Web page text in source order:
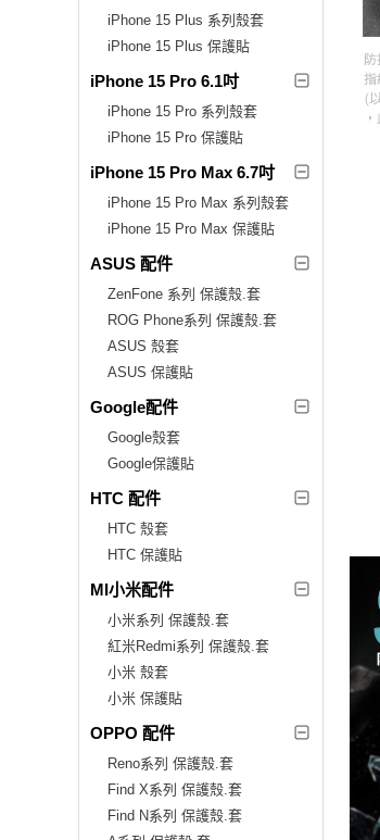
iPhone 15 Plus 系列殼套
iPhone 15 Plus 保護貼
iPhone 15 Pro 6.1吋
iPhone 15 Pro 系列殼套
iPhone 15 Pro 保護貼
iPhone 15 Pro Max 6.7吋
iPhone 15 Pro Max 系列殼套
iPhone 15 Pro Max 保護貼
ASUS 配件
ZenFone 系列 保護殼.套
ROG Phone系列 保護殼.套
ASUS 殼套
ASUS 保護貼
Google配件
Google殼套
Google保護貼
HTC 配件
HTC 殼套
HTC 保護貼
MI小米配件
小米系列 保護殼.套
紅米Redmi系列 保護殼.套
小米 殼套
小米 保護貼
OPPO 配件
Reno系列 保護殼.套
Find X系列 保護殼.套
Find N系列 保護殼.套